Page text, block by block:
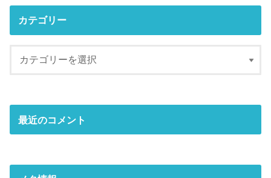
カテゴリー
最近のコメント